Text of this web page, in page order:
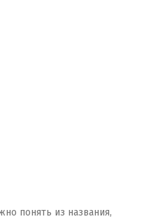
понять из названия,